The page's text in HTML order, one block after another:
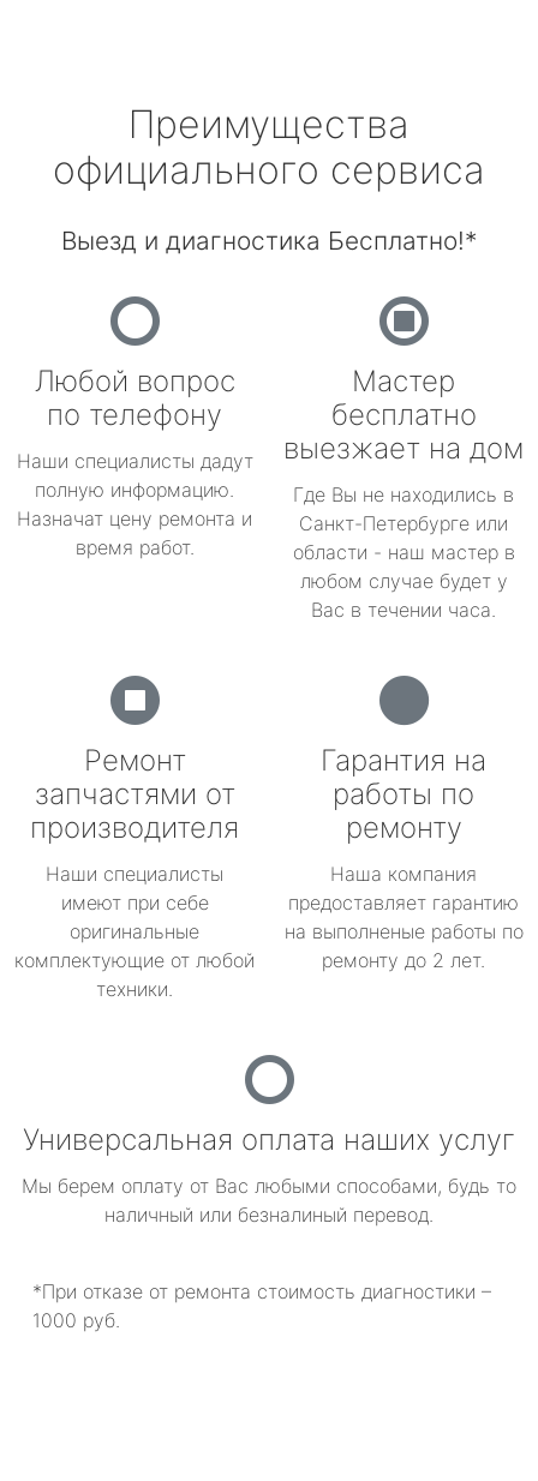
Преимущества
официального сервиса
Выезд и диагностика Бесплатно!*
Любой вопрос
по телефону
Наши специалисты дадут
полную информацию.
Назначат цену ремонта и
время работ.
Мастер
бесплатно
выезжает на дом
Где Вы не находились в
Санкт-Петербурге или
области - наш мастер в
любом случае будет у
Вас в течении часа.
Ремонт
запчастями от
производителя
Наши специалисты
имеют при себе
оригинальные
комплектующие от любой
техники.
Гарантия на
работы по
ремонту
Наша компания
предоставляет гарантию
на выполненые работы по
ремонту до 2 лет.
Универсальная оплата наших услуг
Мы берем оплату от Вас любыми способами, будь то
наличный или безналиный перевод.
*При отказе от ремонта стоимость диагностики –
1000 руб.